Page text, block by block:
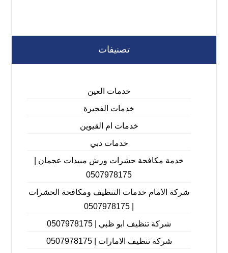
تصنيفات
خدمات العين
خدمات الفجيرة
خدمات ام القيوين
خدمات دبي
خدمة مكافحة حشرات ورش مبيدات عجمان |
0507978175
شركة الامام خدمات التنظيف ومكافحة الحشرات
شركة تنظيف ابو ظبي | 0507978175
شركة تنظيف الامارات | 0507978175